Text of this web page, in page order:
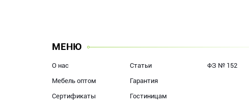
МЕНЮ
О нас
Мебель оптом
Сертификаты
Статьи
Гарантия
Гостиницам
ФЗ № 152